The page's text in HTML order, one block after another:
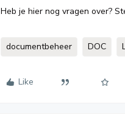
Heb je hier nog vragen over?
documentbeheer DOC
Like